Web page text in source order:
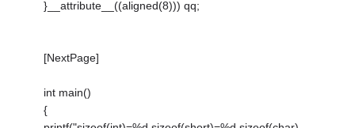
}__attribute__((aligned(8))) qq;
[NextPage]
int main()
{